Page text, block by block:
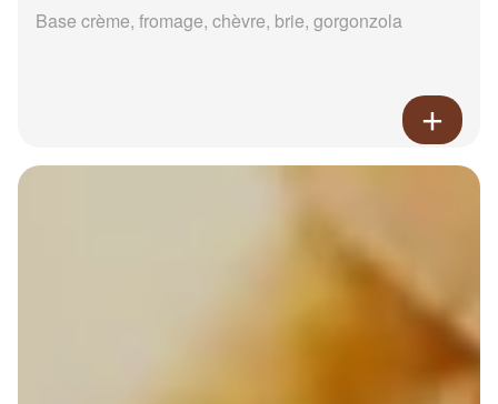
Base crème, fromage, chèvre, brie, gorgonzola